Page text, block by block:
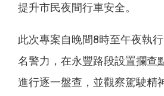
提升市民夜間行車安全。
此次專案自晚間8時至午夜執
名警力，在永豐路段設置攔查
進行逐一盤查，並觀察駕駛精